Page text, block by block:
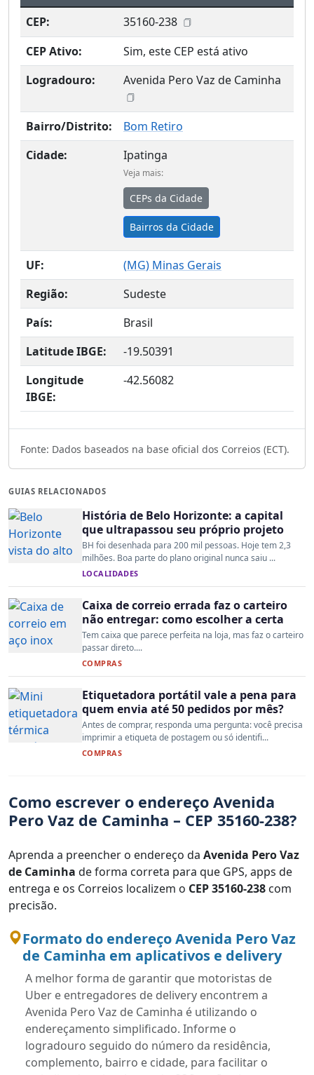
CEP:
35160-238
CEP Ativo:
Sim, este CEP está ativo
Logradouro:
Avenida Pero Vaz de Caminha
Bairro/Distrito:
Bom Retiro
Cidade:
Ipatinga
Veja mais:
CEPs da Cidade
Bairros da Cidade
UF: (MG) Minas Gerais
Região:
Sudeste
País:
Brasil
Latitude IBGE:
-19.50391
Longitude
IBGE:
-42.56082
Fonte: Dados baseados na base oficial dos Correios (ECT).
GUIAS RELACIONADOS
História de Belo Horizonte: a capital
que ultrapassou seu próprio projeto
BH foi desenhada para 200 mil pessoas. Hoje tem 2,3
milhões. Boa parte do plano original nunca saiu ...
LOCALIDADES
Caixa de correio errada faz o carteiro
não entregar: como escolher a certa
Tem caixa que parece perfeita na loja, mas faz o carteiro
passar direto....
COMPRAS
Etiquetadora portátil vale a pena para
quem envia até 50 pedidos por mês?
Antes de comprar, responda uma pergunta: você precisa
imprimir a etiqueta de postagem ou só identifi...
COMPRAS
Como escrever o endereço Avenida
Pero Vaz de Caminha – CEP 35160-238?
Aprenda a preencher o endereço da Avenida Pero Vaz
de Caminha de forma correta para que GPS, apps de
entrega e os Correios localizem o CEP 35160-238 com
precisão.
Formato do endereço Avenida Pero Vaz
de Caminha em aplicativos e delivery
A melhor forma de garantir que motoristas de
Uber e entregadores de delivery encontrem a
Avenida Pero Vaz de Caminha é utilizando o
endereçamento simplificado. Informe o
logradouro seguido do número da residência,
complemento, bairro e cidade, para facilitar o